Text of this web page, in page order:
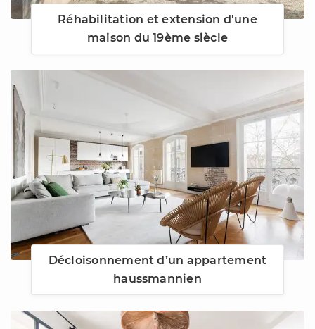
Réhabilitation et extension d'une
maison du 19ème siècle
Décloisonnement d’un appartement
haussmannien